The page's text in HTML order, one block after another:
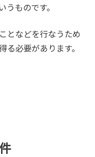
ものです。
となどを行なうため
必要があります。